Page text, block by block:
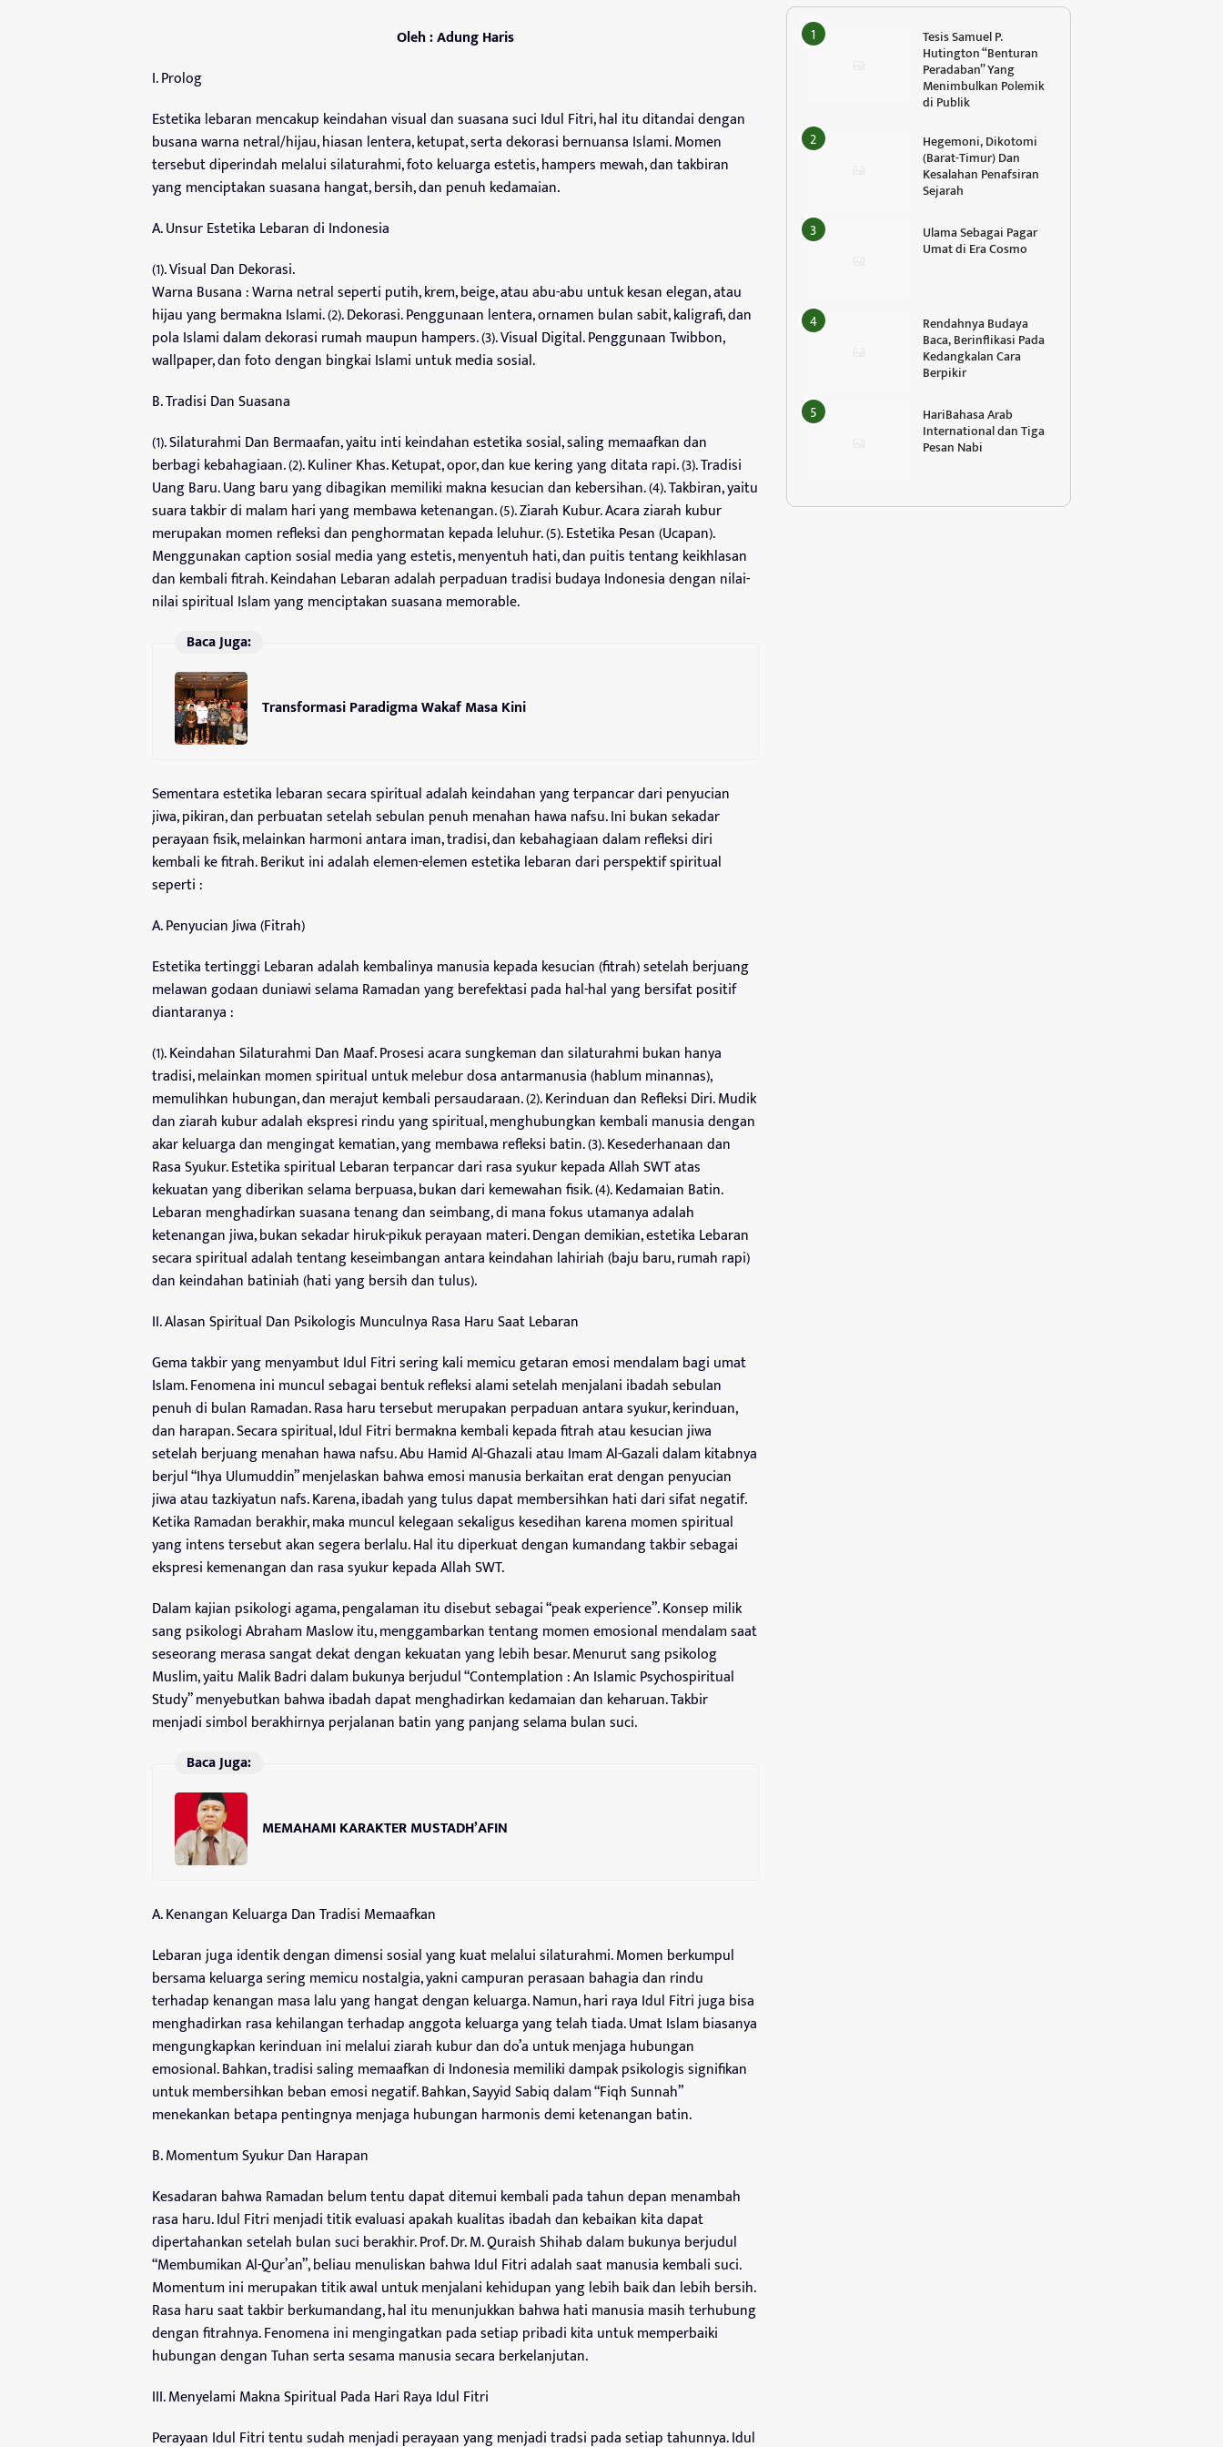
Oleh : Adung Haris
I. Prolog
Estetika lebaran mencakup keindahan visual dan suasana suci Idul Fitri, hal itu ditandai dengan
busana warna netral/hijau, hiasan lentera, ketupat, serta dekorasi bernuansa Islami. Momen
tersebut diperindah melalui silaturahmi, foto keluarga estetis, hampers mewah, dan takbiran
yang menciptakan suasana hangat, bersih, dan penuh kedamaian.
A. Unsur Estetika Lebaran di Indonesia
(1). Visual Dan Dekorasi.
Warna Busana : Warna netral seperti putih, krem, beige, atau abu-abu untuk kesan elegan, atau
hijau yang bermakna Islami. (2). Dekorasi. Penggunaan lentera, ornamen bulan sabit, kaligrafi, dan
pola Islami dalam dekorasi rumah maupun hampers. (3). Visual Digital. Penggunaan Twibbon,
wallpaper, dan foto dengan bingkai Islami untuk media sosial.
B. Tradisi Dan Suasana
(1). Silaturahmi Dan Bermaafan, yaitu inti keindahan estetika sosial, saling memaafkan dan
berbagi kebahagiaan. (2). Kuliner Khas. Ketupat, opor, dan kue kering yang ditata rapi. (3). Tradisi
Uang Baru. Uang baru yang dibagikan memiliki makna kesucian dan kebersihan. (4). Takbiran, yaitu
suara takbir di malam hari yang membawa ketenangan. (5). Ziarah Kubur. Acara ziarah kubur
merupakan momen refleksi dan penghormatan kepada leluhur. (5). Estetika Pesan (Ucapan).
Menggunakan caption sosial media yang estetis, menyentuh hati, dan puitis tentang keikhlasan
dan kembali fitrah. Keindahan Lebaran adalah perpaduan tradisi budaya Indonesia dengan nilai-
nilai spiritual Islam yang menciptakan suasana memorable.
Baca Juga:
Transformasi Paradigma Wakaf Masa Kini
Sementara estetika lebaran secara spiritual adalah keindahan yang terpancar dari penyucian
jiwa, pikiran, dan perbuatan setelah sebulan penuh menahan hawa nafsu. Ini bukan sekadar
perayaan fisik, melainkan harmoni antara iman, tradisi, dan kebahagiaan dalam refleksi diri
kembali ke fitrah. Berikut ini adalah elemen-elemen estetika lebaran dari perspektif spiritual
seperti :
A. Penyucian Jiwa (Fitrah)
Estetika tertinggi Lebaran adalah kembalinya manusia kepada kesucian (fitrah) setelah berjuang
melawan godaan duniawi selama Ramadan yang berefektasi pada hal-hal yang bersifat positif
diantaranya :
(1). Keindahan Silaturahmi Dan Maaf. Prosesi acara sungkeman dan silaturahmi bukan hanya
tradisi, melainkan momen spiritual untuk melebur dosa antarmanusia (hablum minannas),
memulihkan hubungan, dan merajut kembali persaudaraan. (2). Kerinduan dan Refleksi Diri. Mudik
dan ziarah kubur adalah ekspresi rindu yang spiritual, menghubungkan kembali manusia dengan
akar keluarga dan mengingat kematian, yang membawa refleksi batin. (3). Kesederhanaan dan
Rasa Syukur. Estetika spiritual Lebaran terpancar dari rasa syukur kepada Allah SWT atas
kekuatan yang diberikan selama berpuasa, bukan dari kemewahan fisik. (4). Kedamaian Batin.
Lebaran menghadirkan suasana tenang dan seimbang, di mana fokus utamanya adalah
ketenangan jiwa, bukan sekadar hiruk-pikuk perayaan materi. Dengan demikian, estetika Lebaran
secara spiritual adalah tentang keseimbangan antara keindahan lahiriah (baju baru, rumah rapi)
dan keindahan batiniah (hati yang bersih dan tulus).
II. Alasan Spiritual Dan Psikologis Munculnya Rasa Haru Saat Lebaran
Gema takbir yang menyambut Idul Fitri sering kali memicu getaran emosi mendalam bagi umat
Islam. Fenomena ini muncul sebagai bentuk refleksi alami setelah menjalani ibadah sebulan
penuh di bulan Ramadan. Rasa haru tersebut merupakan perpaduan antara syukur, kerinduan,
dan harapan. Secara spiritual, Idul Fitri bermakna kembali kepada fitrah atau kesucian jiwa
setelah berjuang menahan hawa nafsu. Abu Hamid Al-Ghazali atau Imam Al-Gazali dalam kitabnya
berjul “Ihya Ulumuddin” menjelaskan bahwa emosi manusia berkaitan erat dengan penyucian
jiwa atau tazkiyatun nafs. Karena, ibadah yang tulus dapat membersihkan hati dari sifat negatif.
Ketika Ramadan berakhir, maka muncul kelegaan sekaligus kesedihan karena momen spiritual
yang intens tersebut akan segera berlalu. Hal itu diperkuat dengan kumandang takbir sebagai
ekspresi kemenangan dan rasa syukur kepada Allah SWT.
Dalam kajian psikologi agama, pengalaman itu disebut sebagai “peak experience”. Konsep milik
sang psikologi Abraham Maslow itu, menggambarkan tentang momen emosional mendalam saat
seseorang merasa sangat dekat dengan kekuatan yang lebih besar. Menurut sang psikolog
Muslim, yaitu Malik Badri dalam bukunya berjudul “Contemplation : An Islamic Psychospiritual
Study” menyebutkan bahwa ibadah dapat menghadirkan kedamaian dan keharuan. Takbir
menjadi simbol berakhirnya perjalanan batin yang panjang selama bulan suci.
Baca Juga:
MEMAHAMI KARAKTER MUSTADH’AFIN
A. Kenangan Keluarga Dan Tradisi Memaafkan
Lebaran juga identik dengan dimensi sosial yang kuat melalui silaturahmi. Momen berkumpul
bersama keluarga sering memicu nostalgia, yakni campuran perasaan bahagia dan rindu
terhadap kenangan masa lalu yang hangat dengan keluarga. Namun, hari raya Idul Fitri juga bisa
menghadirkan rasa kehilangan terhadap anggota keluarga yang telah tiada. Umat Islam biasanya
mengungkapkan kerinduan ini melalui ziarah kubur dan do’a untuk menjaga hubungan
emosional. Bahkan, tradisi saling memaafkan di Indonesia memiliki dampak psikologis signifikan
untuk membersihkan beban emosi negatif. Bahkan, Sayyid Sabiq dalam “Fiqh Sunnah”
menekankan betapa pentingnya menjaga hubungan harmonis demi ketenangan batin.
B. Momentum Syukur Dan Harapan
Kesadaran bahwa Ramadan belum tentu dapat ditemui kembali pada tahun depan menambah
rasa haru. Idul Fitri menjadi titik evaluasi apakah kualitas ibadah dan kebaikan kita dapat
dipertahankan setelah bulan suci berakhir. Prof. Dr. M. Quraish Shihab dalam bukunya berjudul
“Membumikan Al-Qur’an”, beliau menuliskan bahwa Idul Fitri adalah saat manusia kembali suci.
Momentum ini merupakan titik awal untuk menjalani kehidupan yang lebih baik dan lebih bersih.
Rasa haru saat takbir berkumandang, hal itu menunjukkan bahwa hati manusia masih terhubung
dengan fitrahnya. Fenomena ini mengingatkan pada setiap pribadi kita untuk memperbaiki
hubungan dengan Tuhan serta sesama manusia secara berkelanjutan.
III. Menyelami Makna Spiritual Pada Hari Raya Idul Fitri
Perayaan Idul Fitri tentu sudah menjadi perayaan yang menjadi tradsi pada setiap tahunnya. Idul
Tesis Samuel P.
Hutington “Benturan
Peradaban” Yang
Menimbulkan Polemik
di Publik
Hegemoni, Dikotomi
(Barat-Timur) Dan
Kesalahan Penafsiran
Sejarah
Ulama Sebagai Pagar
Umat di Era Cosmo
Rendahnya Budaya
Baca, Berinflikasi Pada
Kedangkalan Cara
Berpikir
HariBahasa Arab
International dan Tiga
Pesan Nabi